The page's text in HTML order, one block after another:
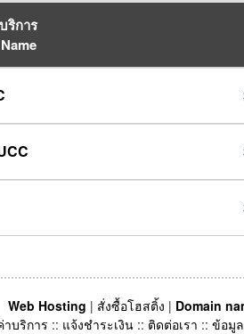
ริการ
Web Hosting | สั่งซื้อโฮสติ้ง | Domain
บริการ :: แจ้งชำระเงิน :: ติดต่อเรา :: ข้อมู